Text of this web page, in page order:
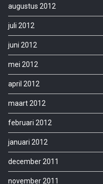
augustus 2012
juli 2012
juni 2012
mei 2012
april 2012
maart 2012
februari 2012
januari 2012
december 2011
november 2011